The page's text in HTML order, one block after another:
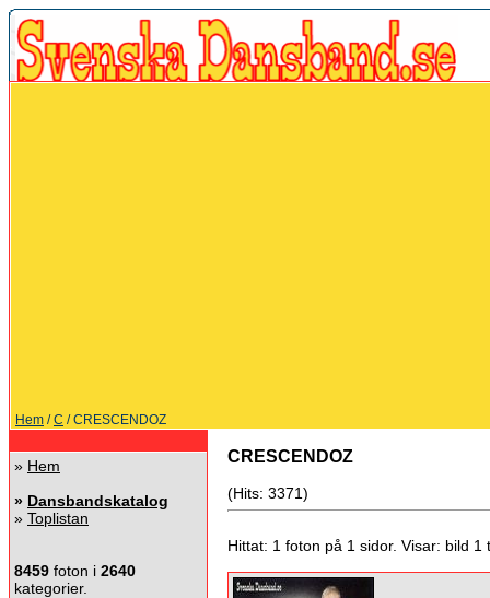
Hem /C / CRESCENDOZ
» Hem
» Dansbandskatalog
» Toplistan
8459 foton i 2640
kategorier.
CRESCENDOZ
(Hits: 3371)
Hittat: 1 foton på 1 sidor. Visar: bild 1